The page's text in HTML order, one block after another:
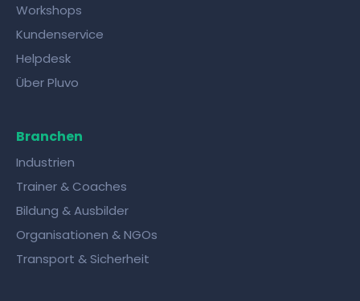
Workshops
Kundenservice
Helpdesk
Über Pluvo
Branchen
Industrien
Trainer & Coaches
Bildung & Ausbilder
Organisationen & NGOs
Transport & Sicherheit